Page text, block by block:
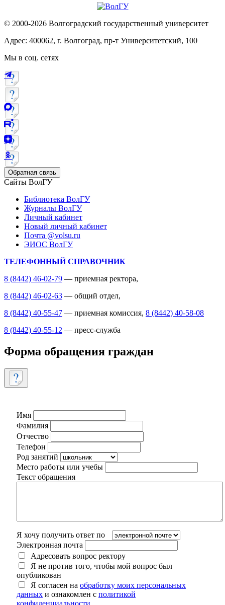
© 2000-2026 Волгоградский государственный университет
Адрес: 400062, г. Волгоград, пр-т Университетский, 100
Мы в соц. сетях
Обратная связь
Сайты ВолГУ
Библиотека ВолГУ
Журналы ВолГУ
Личный кабинет
Новый личный кабинет
Почта @volsu.ru
ЭИОС ВолГУ
ТЕЛЕФОННЫЙ СПРАВОЧНИК
8 (8442) 46-02-79 — приемная ректора,
8 (8442) 46-02-63 — общий отдел,
8 (8442) 40-55-47 — приемная комиссия, 8 (8442) 40-58-08
8 (8442) 40-55-12 — пресс-служба
Форма обращения граждан
Имя
Фамилия
Отчество
Телефон
Род занятий
Место работы или учебы
Текст обращения
Я хочу получить ответ по
Электронная почта
Адресовать вопрос ректору
Я не против того, чтобы мой вопрос был
опубликован
Я согласен на обработку моих персональных
данных и ознакомлен с политикой